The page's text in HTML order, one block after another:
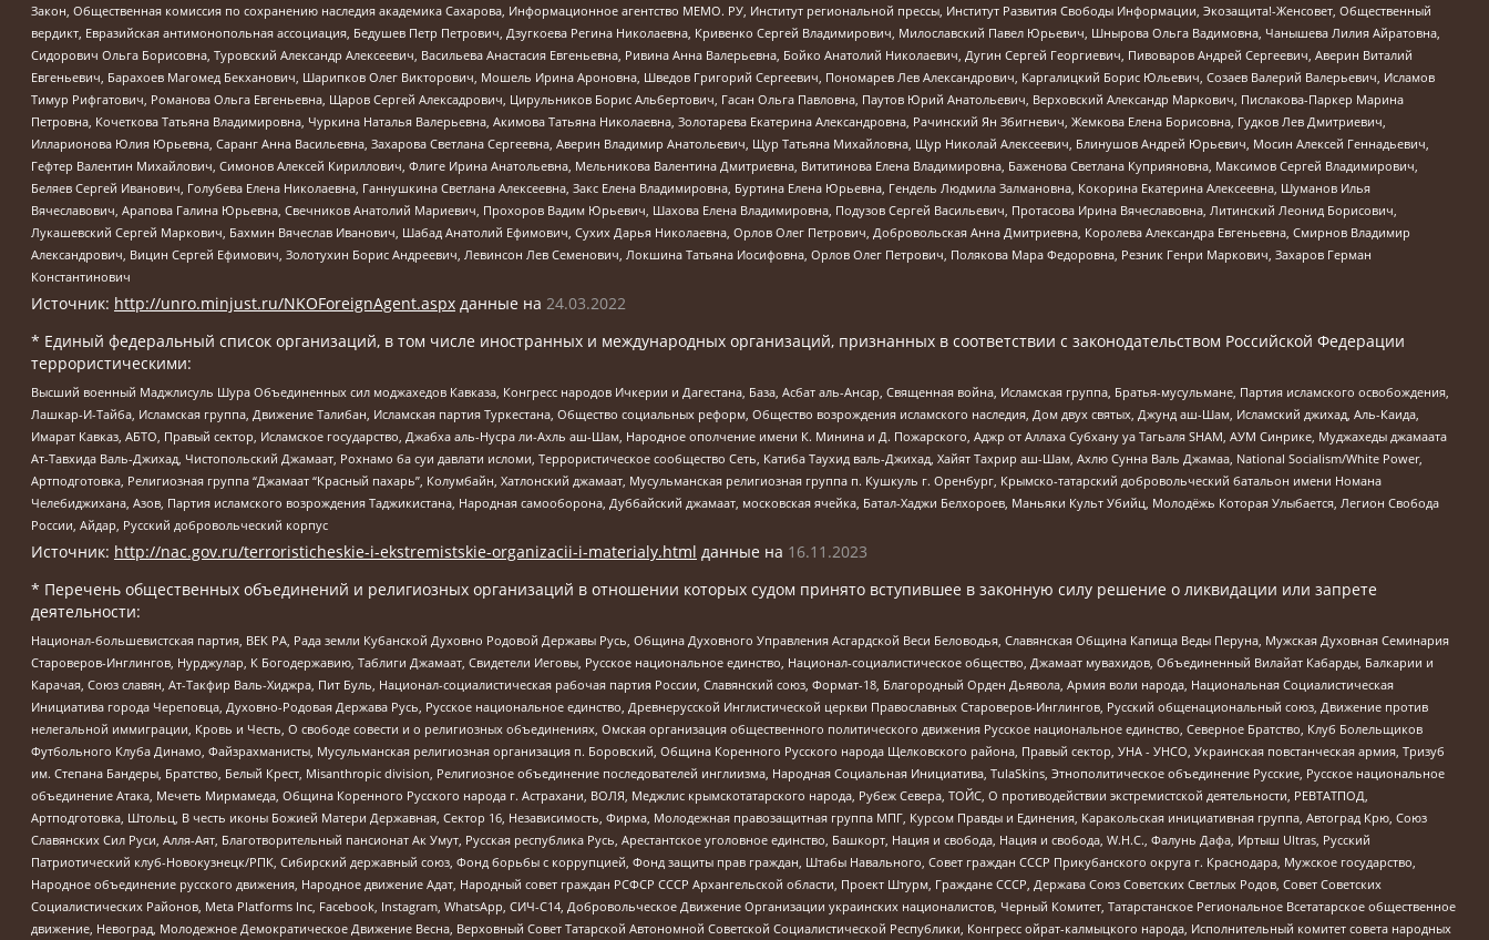
Закон, Общественная комиссия по сохранению наследия академика Сахарова, Информационное агентство МЕМО. РУ, Институт региональной прессы, Институт Развития Свободы Информации, Экозащита!-Женсовет, Общественный
вердикт, Евразийская антимонопольная ассоциация, Бедушев Петр Петрович, Дзугкоева Регина Николаевна, Кривенко Сергей Владимирович, Милославский Павел Юрьевич, Шнырова Ольга Вадимовна, Чанышева Лилия Айратовна,
Сидорович Ольга Борисовна, Туровский Александр Алексеевич, Васильева Анастасия Евгеньевна, Ривина Анна Валерьевна, Бойко Анатолий Николаевич, Дугин Сергей Георгиевич, Пивоваров Андрей Сергеевич, Аверин Виталий
Евгеньевич, Барахоев Магомед Бекханович, Шарипков Олег Викторович, Мошель Ирина Ароновна, Шведов Григорий Сергеевич, Пономарев Лев Александрович, Каргалицкий Борис Юльевич, Созаев Валерий Валерьевич, Исламов
Тимур Рифгатович, Романова Ольга Евгеньевна, Щаров Сергей Алексадрович, Цирульников Борис Альбертович, Гасан Ольга Павловна, Паутов Юрий Анатольевич, Верховский Александр Маркович, Пислакова-Паркер Марина
Петровна, Кочеткова Татьяна Владимировна, Чуркина Наталья Валерьевна, Акимова Татьяна Николаевна, Золотарева Екатерина Александровна, Рачинский Ян Збигневич, Жемкова Елена Борисовна, Гудков Лев Дмитриевич,
Илларионова Юлия Юрьевна, Саранг Анна Васильевна, Захарова Светлана Сергеевна, Аверин Владимир Анатольевич, Щур Татьяна Михайловна, Щур Николай Алексеевич, Блинушов Андрей Юрьевич, Мосин Алексей Геннадьевич,
Гефтер Валентин Михайлович, Симонов Алексей Кириллович, Флиге Ирина Анатольевна, Мельникова Валентина Дмитриевна, Вититинова Елена Владимировна, Баженова Светлана Куприяновна, Максимов Сергей Владимирович,
Беляев Сергей Иванович, Голубева Елена Николаевна, Ганнушкина Светлана Алексеевна, Закс Елена Владимировна, Буртина Елена Юрьевна, Гендель Людмила Залмановна, Кокорина Екатерина Алексеевна, Шуманов Илья
Вячеславович, Арапова Галина Юрьевна, Свечников Анатолий Мариевич, Прохоров Вадим Юрьевич, Шахова Елена Владимировна, Подузов Сергей Васильевич, Протасова Ирина Вячеславовна, Литинский Леонид Борисович,
Лукашевский Сергей Маркович, Бахмин Вячеслав Иванович, Шабад Анатолий Ефимович, Сухих Дарья Николаевна, Орлов Олег Петрович, Добровольская Анна Дмитриевна, Королева Александра Евгеньевна, Смирнов Владимир
Александрович, Вицин Сергей Ефимович, Золотухин Борис Андреевич, Левинсон Лев Семенович, Локшина Татьяна Иосифовна, Орлов Олег Петрович, Полякова Мара Федоровна, Резник Генри Маркович, Захаров Герман
Константинович
Источник: http://unro.minjust.ru/NKOForeignAgent.aspx данные на 24.03.2022
* Единый федеральный список организаций, в том числе иностранных и международных организаций, признанных в соответствии с законодательством Российской Федерации
террористическими:
Высший военный Маджлисуль Шура Объединенных сил моджахедов Кавказа, Конгресс народов Ичкерии и Дагестана, База, Асбат аль-Ансар, Священная война, Исламская группа, Братья-мусульмане, Партия исламского освобождения,
Лашкар-И-Тайба, Исламская группа, Движение Талибан, Исламская партия Туркестана, Общество социальных реформ, Общество возрождения исламского наследия, Дом двух святых, Джунд аш-Шам, Исламский джихад, Аль-Каида,
Имарат Кавказ, АБТО, Правый сектор, Исламское государство, Джабха аль-Нусра ли-Ахль аш-Шам, Народное ополчение имени К. Минина и Д. Пожарского, Аджр от Аллаха Субхану уа Тагьаля SHAM, АУМ Синрике, Муджахеды джамаата
Ат-Тавхида Валь-Джихад, Чистопольский Джамаат, Рохнамо ба суи давлати исломи, Террористическое сообщество Сеть, Катиба Таухид валь-Джихад, Хайят Тахрир аш-Шам, Ахлю Сунна Валь Джамаа, National Socialism/White Power,
Артподготовка, Религиозная группа “Джамаат “Красный пахарь”, Колумбайн, Хатлонский джамаат, Мусульманская религиозная группа п. Кушкуль г. Оренбург, Крымско-татарский добровольческий батальон имени Номана
Челебиджихана, Азов, Партия исламского возрождения Таджикистана, Народная самооборона, Дуббайский джамаат, московская ячейка, Батал-Хаджи Белхороев, Маньяки Культ Убийц, Молодёжь Которая Улыбается, Легион Свобода
России, Айдар, Русский добровольческий корпус
Источник: http://nac.gov.ru/terroristicheskie-i-ekstremistskie-organizacii-i-materialy.html данные на 16.11.2023
* Перечень общественных объединений и религиозных организаций в отношении которых судом принято вступившее в законную силу решение о ликвидации или запрете
деятельности:
Национал-большевистская партия, ВЕК РА, Рада земли Кубанской Духовно Родовой Державы Русь, Община Духовного Управления Асгардской Веси Беловодья, Славянская Община Капища Веды Перуна, Мужская Духовная Семинария
Староверов-Инглингов, Нурджулар, К Богодержавию, Таблиги Джамаат, Свидетели Иеговы, Русское национальное единство, Национал-социалистическое общество, Джамаат мувахидов, Объединенный Вилайат Кабарды, Балкарии и
Карачая, Союз славян, Ат-Такфир Валь-Хиджра, Пит Буль, Национал-социалистическая рабочая партия России, Славянский союз, Формат-18, Благородный Орден Дьявола, Армия воли народа, Национальная Социалистическая
Инициатива города Череповца, Духовно-Родовая Держава Русь, Русское национальное единство, Древнерусской Инглистической церкви Православных Староверов-Инглингов, Русский общенациональный союз, Движение против
нелегальной иммиграции, Кровь и Честь, О свободе совести и о религиозных объединениях, Омская организация общественного политического движения Русское национальное единство, Северное Братство, Клуб Болельщиков
Футбольного Клуба Динамо, Файзрахманисты, Мусульманская религиозная организация п. Боровский, Община Коренного Русского народа Щелковского района, Правый сектор, УНА - УНСО, Украинская повстанческая армия, Тризуб
им. Степана Бандеры, Братство, Белый Крест, Misanthropic division, Религиозное объединение последователей инглиизма, Народная Социальная Инициатива, TulaSkins, Этнополитическое объединение Русские, Русское национальное
объединение Атака, Мечеть Мирмамеда, Община Коренного Русского народа г. Астрахани, ВОЛЯ, Меджлис крымскотатарского народа, Рубеж Севера, ТОЙС, О противодействии экстремистской деятельности, РЕВТАТПОД,
Артподготовка, Штольц, В честь иконы Божией Матери Державная, Сектор 16, Независимость, Фирма, Молодежная правозащитная группа МПГ, Курсом Правды и Единения, Каракольская инициативная группа, Автоград Крю, Союз
Славянских Сил Руси, Алля-Аят, Благотворительный пансионат Ак Умут, Русская республика Русь, Арестантское уголовное единство, Башкорт, Нация и свобода, Нация и свобода, W.H.С., Фалунь Дафа, Иртыш Ultras, Русский
Патриотический клуб-Новокузнецк/РПК, Сибирский державный союз, Фонд борьбы с коррупцией, Фонд защиты прав граждан, Штабы Навального, Совет граждан СССР Прикубанского округа г. Краснодара, Мужское государство,
Народное объединение русского движения, Народное движение Адат, Народный совет граждан РСФСР СССР Архангельской области, Проект Штурм, Граждане СССР, Держава Союз Советских Светлых Родов, Совет Советских
Социалистических Районов, Meta Platforms Inc, Facebook, Instagram, WhatsApp, СИЧ-С14, Добровольческое Движение Организации украинских националистов, Черный Комитет, Татарстанское Региональное Всетатарское общественное
движение, Невоград, Молодежное Демократическое Движение Весна, Верховный Совет Татарской Автономной Советской Социалистической Республики, Конгресс ойрат-калмыцкого народа, Исполнительный комитет совета народных